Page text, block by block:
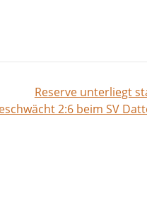
Reserve unterliegt
2:6 beim SV